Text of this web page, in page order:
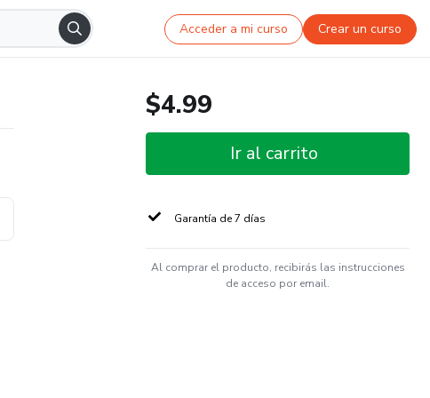
Acceder a mi curso Crear un curso
$4.99
Ir al carrito
Garantía de 7 días
Al comprar el producto, recibirás las instrucciones
de acceso por email.